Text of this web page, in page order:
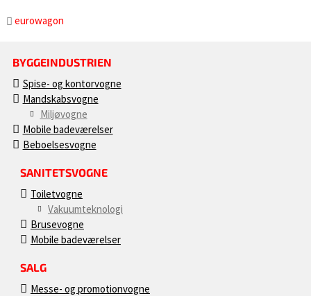
eurowagon
BYGGEINDUSTRIEN
Spise- og kontorvogne
Mandskabsvogne
Miljøvogne
Mobile badeværelser
Beboelsesvogne
SANITETSVOGNE
Toiletvogne
Vakuumteknologi
Brusevogne
Mobile badeværelser
SALG
Messe- og promotionvogne